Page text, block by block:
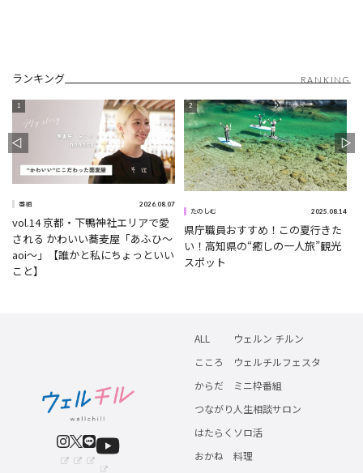
ランキング RANKING
番組 2026.08.07
vol.14 京都・下鴨神社エリアで愛
される かわいい蕎麦屋「あふひ〜
aoi〜」【誰かと私にちょっといい
こと】
たのしむ 2025.08.14
県庁職員おすすめ！この夏行きた
い！高知県の“癒しの一人旅”観光
スポット
ALL
こころ
からだ
つながり
はたらく
おかね
ウェルン チルン
ウェルチルフェスタ
ミニ枠番組
人生相談サロン
ソロ活
料理